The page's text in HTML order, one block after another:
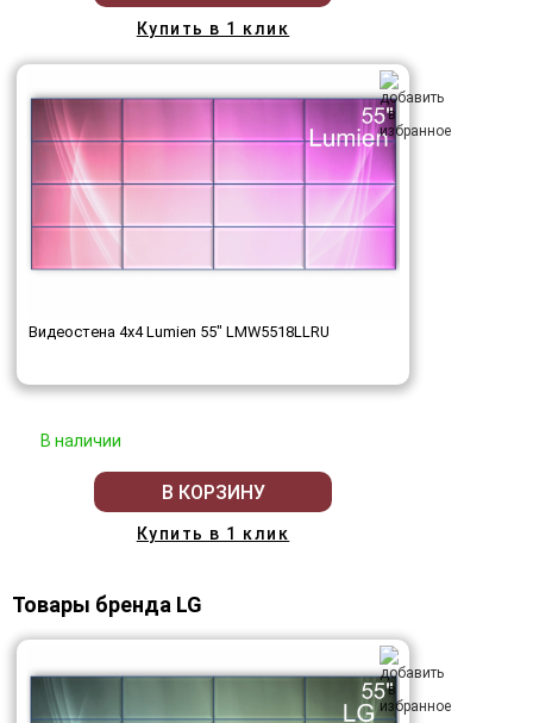
Купить в 1 клик
Видеостена 4x4 Lumien 55" LMW5518LLRU
В наличии
В КОРЗИНУ
Купить в 1 клик
Товары бренда LG